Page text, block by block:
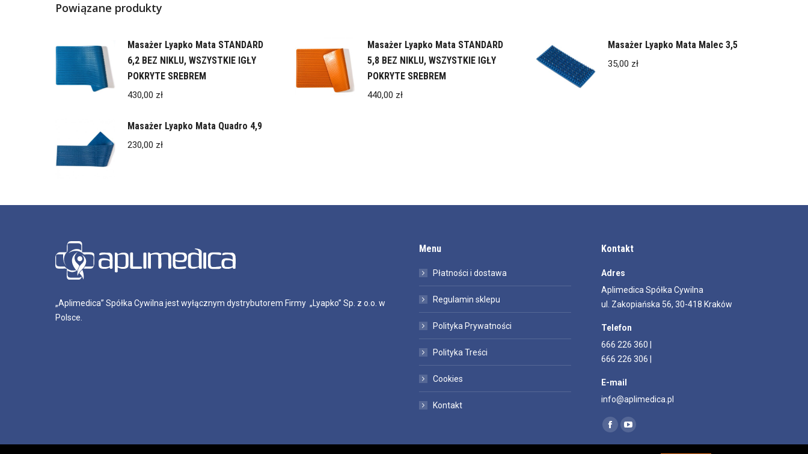
Powiązane produkty
Masażer Lyapko Mata STANDARD
6,2 BEZ NIKLU, WSZYSTKIE IGŁY
POKRYTE SREBREM
430,00 zł
Masażer Lyapko Mata STANDARD
5,8 BEZ NIKLU, WSZYSTKIE IGŁY
POKRYTE SREBREM
440,00 zł
Masażer Lyapko Mata Malec 3,5
35,00 zł
Masażer Lyapko Mata Quadro 4,9
230,00 zł
„Aplimedica” Spółka Cywilna jest wyłącznym dystrybutorem Firmy „Lyapko” Sp. z o.o. w
Polsce.
Menu
Płatności i dostawa
Regulamin sklepu
Polityka Prywatności
Polityka Treści
Cookies
Kontakt
Kontakt
Adres
Aplimedica Spółka Cywilna
ul. Zakopiańska 56, 30-418 Kraków
Telefon
666 226 360 |
666 226 306 |
E-mail
info@aplimedica.pl
Znajdź nas na:
Facebook
page
YouTube
page